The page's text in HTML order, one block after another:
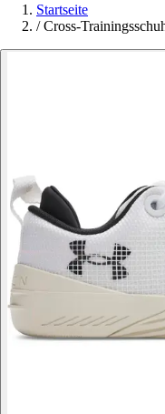
Startseite
/ Cross-